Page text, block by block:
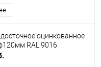
оцинкованное
RAL 9016